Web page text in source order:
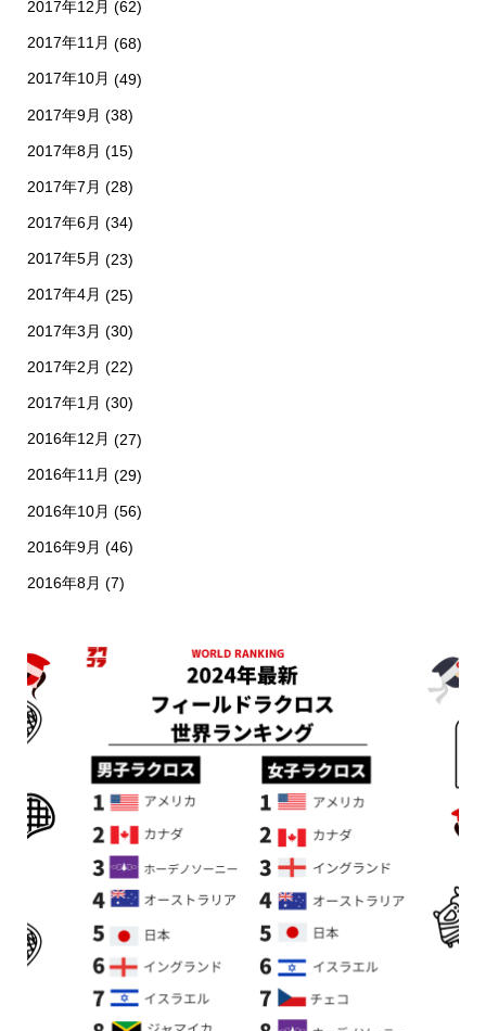
2017年12月 (62)
2017年11月 (68)
2017年10月 (49)
2017年9月 (38)
2017年8月 (15)
2017年7月 (28)
2017年6月 (34)
2017年5月 (23)
2017年4月 (25)
2017年3月 (30)
2017年2月 (22)
2017年1月 (30)
2016年12月 (27)
2016年11月 (29)
2016年10月 (56)
2016年9月 (46)
2016年8月 (7)